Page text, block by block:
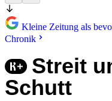
Kleine Zeitung als
Chronik
Streit
Schutt